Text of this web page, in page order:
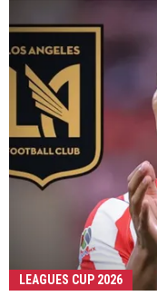
LEAGUES CUP 2026